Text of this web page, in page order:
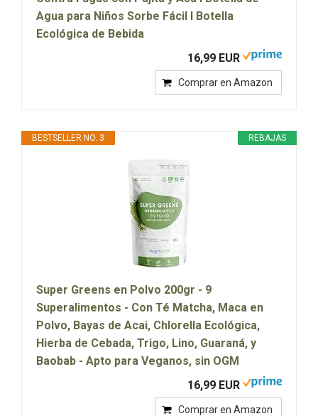
Agua para Niños Sorbe Fácil I Botella
Ecológica de Bebida
16,99 EUR
Comprar en Amazon
REBAJAS
BESTSELLER NO. 3
Super Greens en Polvo 200gr - 9
Superalimentos - Con Té Matcha, Maca en
Polvo, Bayas de Acai, Chlorella Ecológica,
Hierba de Cebada, Trigo, Lino, Guaraná, y
Baobab - Apto para Veganos, sin OGM
16,99 EUR
Comprar en Amazon